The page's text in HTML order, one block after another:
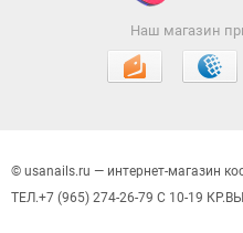
Наш магазин
© usanails.ru — интернет-магазин
ТЕЛ.+7 (965) 274-26-79 С 10-19